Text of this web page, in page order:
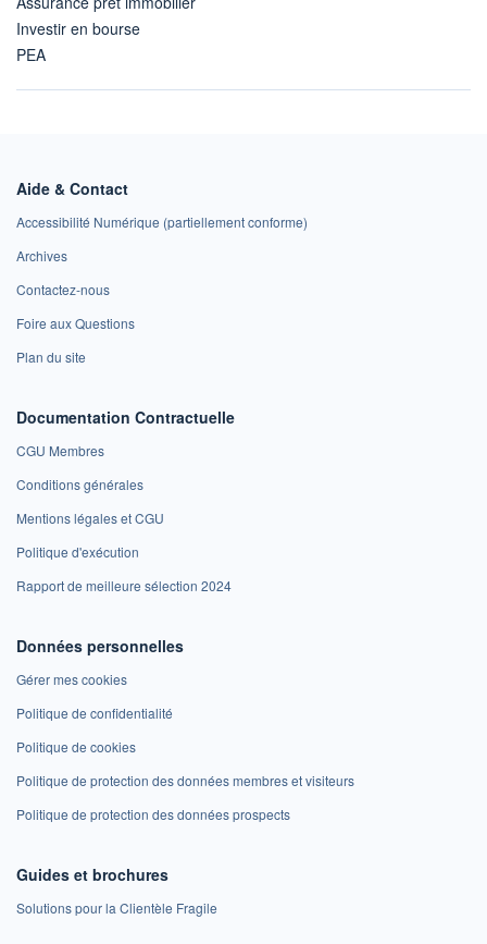
Investir en bourse
PEA
Aide & Contact
Accessibilité Numérique (partiellement conforme)
Archives
Contactez-nous
Foire aux Questions
Plan du site
Documentation Contractuelle
CGU Membres
Conditions générales
Mentions légales et CGU
Politique d'exécution
Rapport de meilleure sélection 2024
Données personnelles
Gérer mes cookies
Politique de confidentialité
Politique de cookies
Politique de protection des données membres et visiteurs
Politique de protection des données prospects
Guides et brochures
Solutions pour la Clientèle Fragile